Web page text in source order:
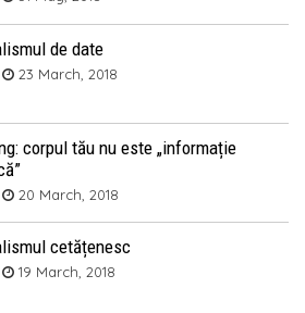
de date
23 March, 2018
corpul tău nu este „informație
20 March, 2018
cetățenesc
19 March, 2018